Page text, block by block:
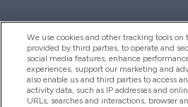
Hilfe Und Informationen
Produkte
We use cookies and other tracking tools
provided by third parties, to operate and
social media features, enhance
experiences, support our marketing and
also enable us and third parties to access
activity data, such as IP addresses and
URLs, searches and interactions, browser